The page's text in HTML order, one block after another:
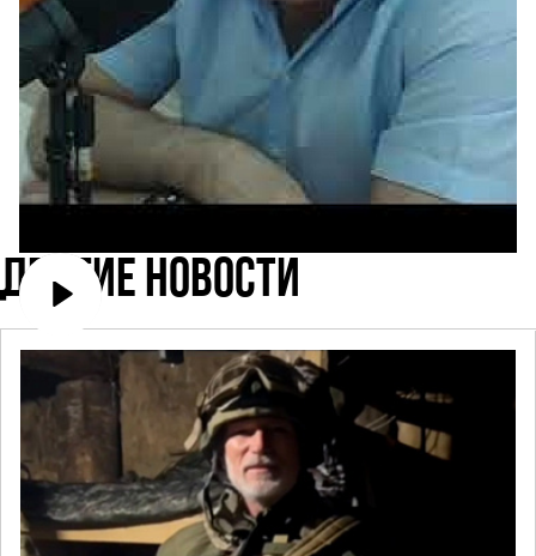
ДРУГИЕ НОВОСТИ